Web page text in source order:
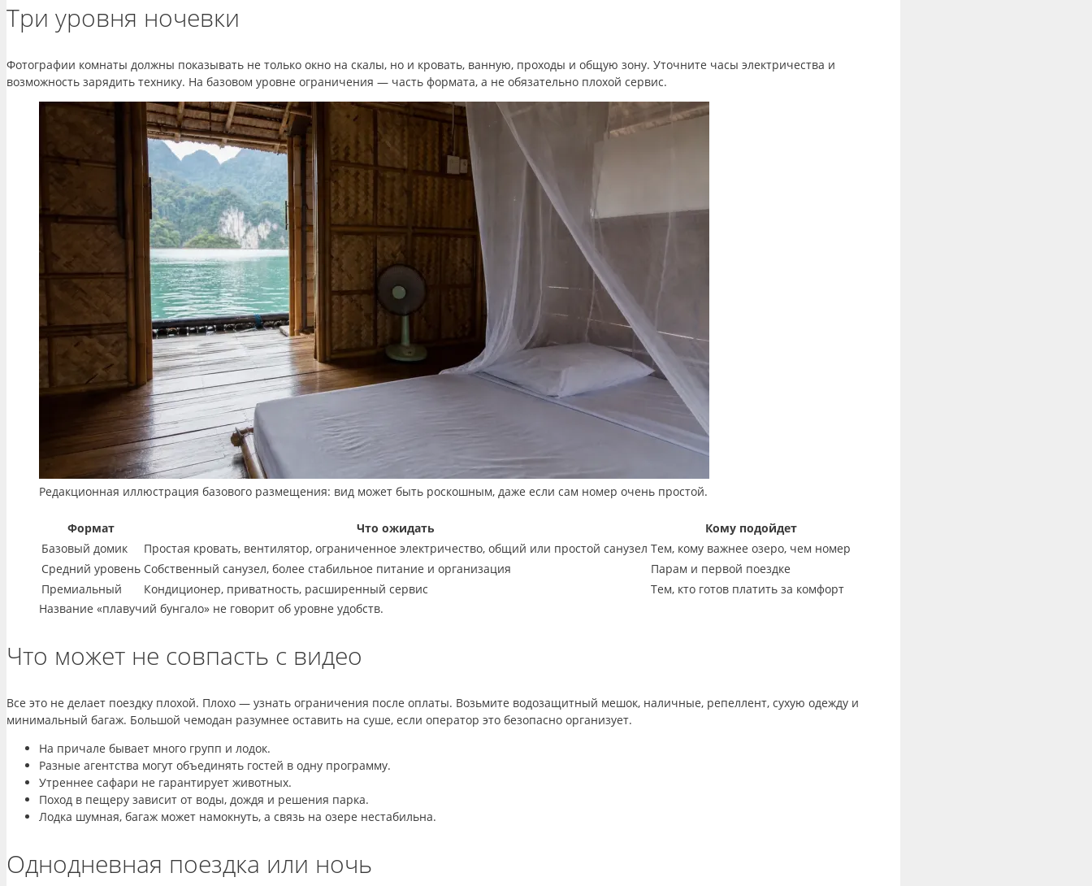
Три уровня ночевки
Фотографии комнаты должны показывать не только окно на скалы, но и кровать, ванную, проходы и общую зону. Уточните часы электричества и
возможность зарядить технику. На базовом уровне ограничения — часть формата, а не обязательно плохой сервис.
Редакционная иллюстрация базового размещения: вид может быть роскошным, даже если сам номер очень простой.
Формат Что ожидать
Кому подойдет
Базовый домик
Простая кровать, вентилятор, ограниченное электричество, общий или простой санузел Тем, кому важнее озеро, чем номер
Средний уровень Собственный санузел, более стабильное питание и организация
Парам и первой поездке
Премиальный
Кондиционер, приватность, расширенный сервис
Тем, кто готов платить за комфорт
Название «плавучий бунгало» не говорит об уровне удобств.
Что может не совпасть с видео
Все это не делает поездку плохой. Плохо — узнать ограничения после оплаты. Возьмите водозащитный мешок, наличные, репеллент, сухую одежду и
минимальный багаж. Большой чемодан разумнее оставить на суше, если оператор это безопасно организует.
На причале бывает много групп и лодок.
Разные агентства могут объединять гостей в одну программу.
Утреннее сафари не гарантирует животных.
Поход в пещеру зависит от воды, дождя и решения парка.
Лодка шумная, багаж может намокнуть, а связь на озере нестабильна.
Однодневная поездка или ночь